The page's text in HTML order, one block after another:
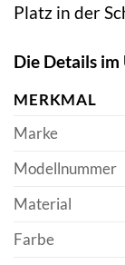
Platz in der
Die Details
MERKMAL
Marke
Modellnummer
Material
Farbe